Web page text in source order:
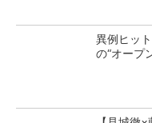
異例ヒッ
の“オープ